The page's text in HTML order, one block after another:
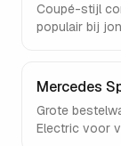
Coupé-stijl
populair bij
Mercedes
Grote
Electric voor